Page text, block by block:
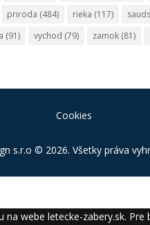
priroda (484) rieka (117)
(91) vychod (79) zamok (81)
Cookies
s.r.o © 2026. Všetky práva
webe letecke-zabery.sk.